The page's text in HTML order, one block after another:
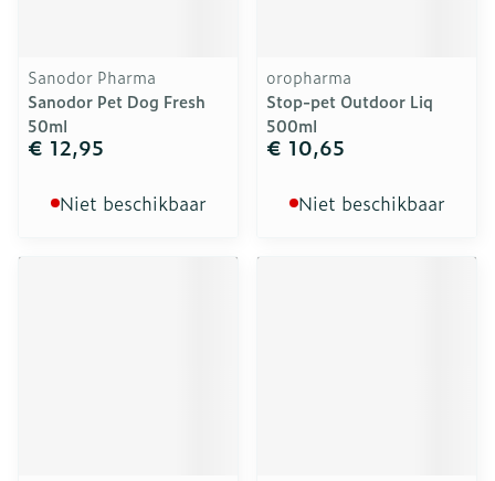
Sanodor Pharma
Sanodor Pet Dog Fresh
50ml
€ 12,95
Niet beschikbaar
oropharma
Stop-pet Outdoor Liq
500ml
€ 10,65
Niet beschikbaar